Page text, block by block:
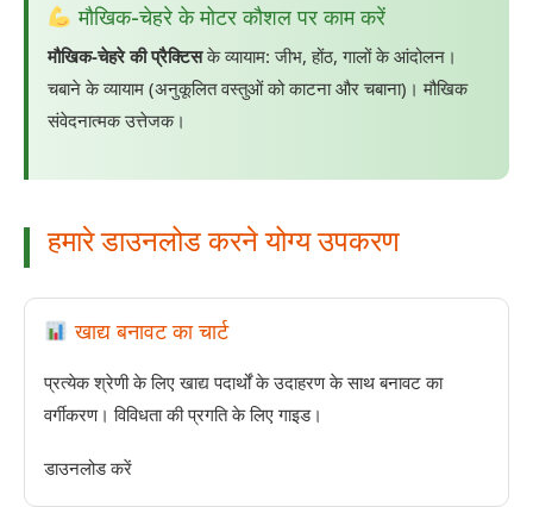
मौखिक-चेहरे के मोटर कौशल पर काम करें
मौखिक-चेहरे की प्रैक्टिसके व्यायाम: जीभ, होंठ, गालों के आंदोलन।
चबाने के व्यायाम (अनुकूलित वस्तुओं को काटना और चबाना)। मौखिक
संवेदनात्मक उत्तेजक।
हमारे डाउनलोड करने योग्य उपकरण
खाद्य बनावट का चार्ट
प्रत्येक श्रेणी के लिए खाद्य पदार्थों के उदाहरण के साथ बनावट का
वर्गीकरण। विविधता की प्रगति के लिए गाइड।
डाउनलोड करें